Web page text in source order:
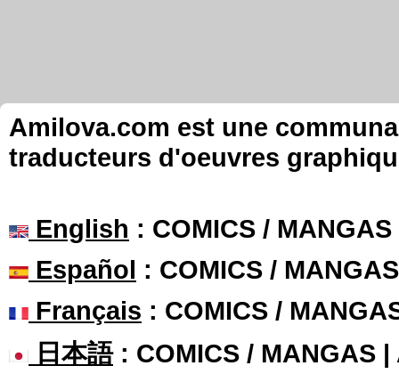
Amilova.com est une
traducteurs d'oeuvres
English : COMICS /
Español : COMICS /
Français : COMICS /
日本語: COMICS / MANGAS |